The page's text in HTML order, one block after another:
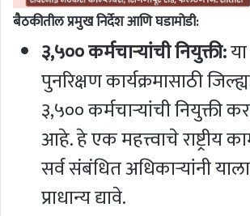
बैठकीतील प्रमुख निर्देश आणि घडामोडी:
३,५०० कर्मचाऱ्यांची नियुक्ती:
पुनरिक्षण कार्यक्रमासाठी
३,५०० कर्मचाऱ्यांची नियुक्ती
आहे. हे एक महत्त्वाचे राष्ट्रीय
सर्व संबंधित अधिकाऱ्यांनी
प्राधान्य द्यावे.